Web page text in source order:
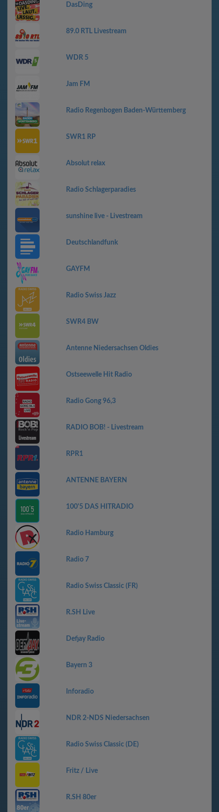
DasDing
89.0 RTL Livestream
WDR 5
Jam FM
Radio Regenbogen Baden-Württemberg
SWR1 RP
Absolut relax
Radio Schlagerparadies
sunshine live - Livestream
Deutschlandfunk
GAYFM
Radio Swiss Jazz
SWR4 BW
Antenne Niedersachsen Oldies
Ostseewelle Hit Radio
Radio Gong 96,3
RADIO BOB! - Livestream
RPR1
ANTENNE BAYERN
100'5 DAS HITRADIO
Radio Hamburg
Radio 7
Radio Swiss Classic (FR)
R.SH Live
Defjay Radio
Bayern 3
Inforadio
NDR 2-NDS Niedersachsen
Radio Swiss Classic (DE)
Fritz / Live
R.SH 80er